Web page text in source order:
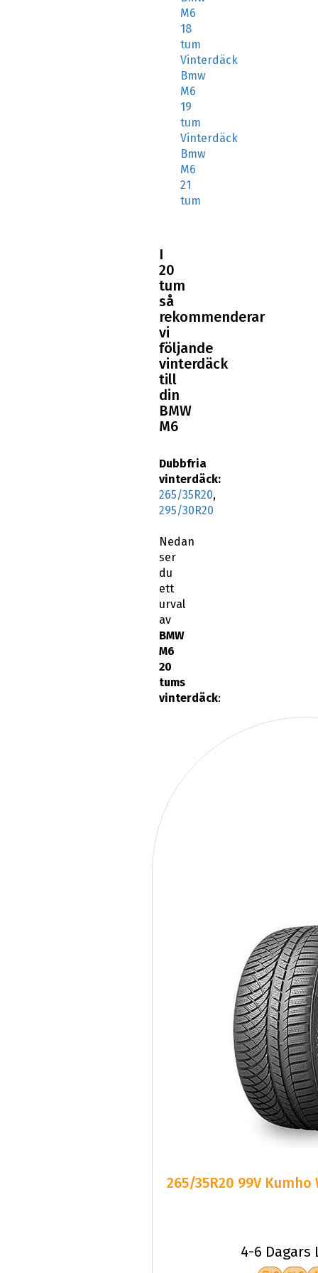
M6
18
tum
Vinterdäck
Bmw
M6
19
tum
Vinterdäck
Bmw
M6
21
tum
I
20
tum
så
rekommenderar
vi
följande
vinterdäck
till
din
BMW
M6
Dubbfria
vinterdäck:
265/35R20,
295/30R20
Nedan
ser
du
ett
urval
av
BMW
M6
20
tums
vinterdäck:
265/35R20 99V Kumho
4-6 Dagars